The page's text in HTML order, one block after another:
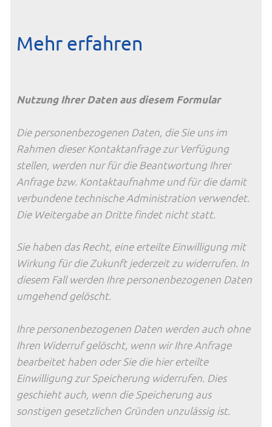
Mehr erfahren
Nutzung Ihrer Daten aus diesem Formular
Die personenbezogenen Daten, die Sie uns im
Rahmen dieser Kontaktanfrage zur Verfügung
stellen, werden nur für die Beantwortung Ihrer
Anfrage bzw. Kontaktaufnahme und für die damit
verbundene technische Administration verwendet.
Die Weitergabe an Dritte findet nicht statt.
Sie haben das Recht, eine erteilte Einwilligung mit
Wirkung für die Zukunft jederzeit zu widerrufen. In
diesem Fall werden Ihre personenbezogenen Daten
umgehend gelöscht.
Ihre personenbezogenen Daten werden auch ohne
Ihren Widerruf gelöscht, wenn wir Ihre Anfrage
bearbeitet haben oder Sie die hier erteilte
Einwilligung zur Speicherung widerrufen. Dies
geschieht auch, wenn die Speicherung aus
sonstigen gesetzlichen Gründen unzulässig ist.